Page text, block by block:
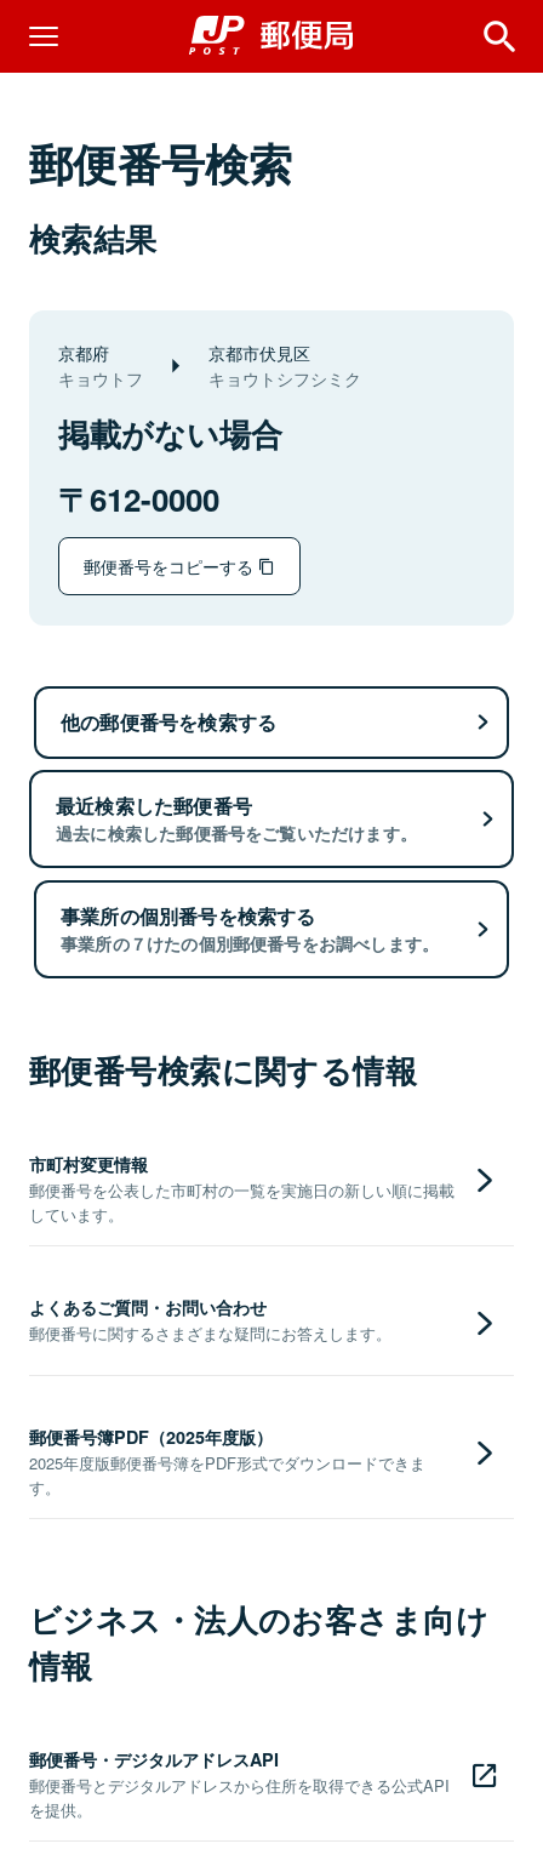
郵便番号検索
検索結果
京都府
キョウトフ
京都市伏見区
キョウトシフシミク
掲載がない場合
612-0000
郵便番号をコピーする
他の郵便番号を検索する
最近検索した郵便番号
過去に検索した郵便番号をご覧いただけます。
事業所の個別番号を検索する
事業所の７けたの個別郵便番号をお調べします。
郵便番号検索に関する情報
市町村変更情報
郵便番号を公表した市町村の一覧を実施日の新しい順に掲載
しています。
よくあるご質問・お問い合わせ
郵便番号に関するさまざまな疑問にお答えします。
郵便番号簿PDF（2025年度版）
2025年度版郵便番号簿をPDF形式でダウンロードできま
す。
ビジネス・法人のお客さま向け
情報
郵便番号・デジタルアドレスAPI
郵便番号とデジタルアドレスから住所を取得できる公式API
を提供。